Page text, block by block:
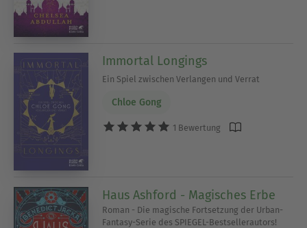
Immortal Longings
Ein Spiel zwischen Verlangen und Verrat
Chloe Gong
1 Bewertung
Haus Ashford - Magisches Erbe
Roman - Die magische Fortsetzung der Urban-
Fantasy-Serie des SPIEGEL-Bestsellerautors!